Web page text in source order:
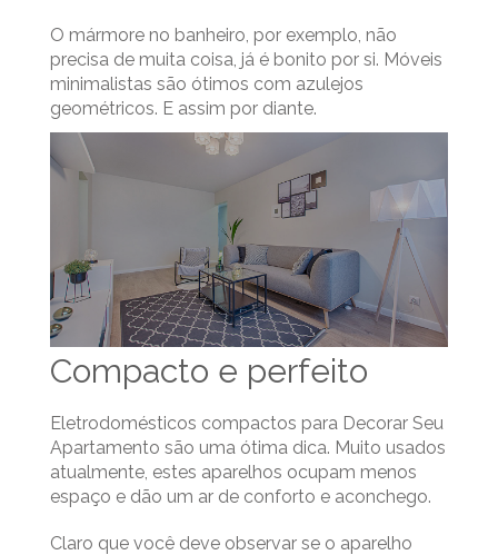
O mármore no banheiro, por exemplo, não
precisa de muita coisa, já é bonito por si. Móveis
minimalistas são ótimos com azulejos
geométricos. E assim por diante.
Compacto e perfeito
Eletrodomésticos compactos para Decorar Seu
Apartamento são uma ótima dica. Muito usados
atualmente, estes aparelhos ocupam menos
espaço e dão um ar de conforto e aconchego.
Claro que você deve observar se o aparelho